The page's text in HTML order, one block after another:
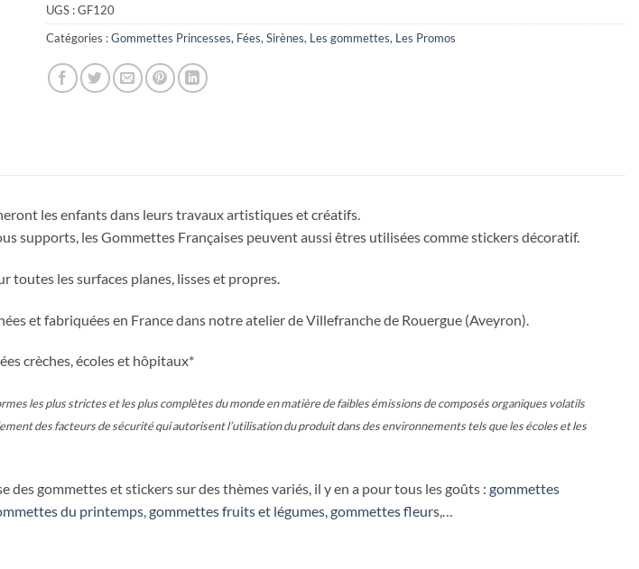
UGS :GF120
Catégories :Gommettes Princesses, Fées, Sirènes, Les gommettes, Les Promos
les enfants dans leurs travaux artistiques et créatifs.
supports, les Gommettes Françaises peuvent aussi êtres utilisées comme stickers décoratif.
toutes les surfaces planes, lisses et propres.
et fabriquées en France dans notre atelier de Villefranche de Rouergue (Aveyron).
crèches, écoles et hôpitaux*
les plus strictes et les plus complètes du monde en matière de faibles émissions de composés organiques volatils
des facteurs de sécurité qui autorisent l’utilisation du produit dans des environnements tels que les écoles et les
des gommettes et stickers sur des thèmes variés, il y en a pour tous les goûts : gommettes
du printemps,gommettes fruits et légumes,gommettes fleurs,…